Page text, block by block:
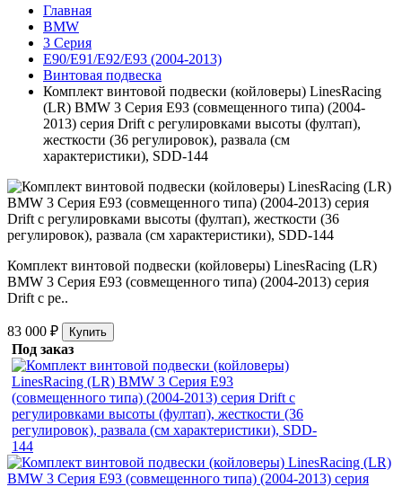
Главная
BMW
3 Серия
E90/E91/E92/E93 (2004-2013)
Винтовая подвеска
Комплект винтовой подвески (койловеры) LinesRacing
(LR) BMW 3 Серия E93 (совмещенного типа) (2004-
2013) серия Drift с регулировками высоты (фултап),
жесткости (36 регулировок), развала (см
характеристики), SDD-144
Комплект винтовой подвески (койловеры) LinesRacing (LR)
BMW 3 Серия E93 (совмещенного типа) (2004-2013) серия
Drift с ре..
83 000 ₽ Купить
Под заказ